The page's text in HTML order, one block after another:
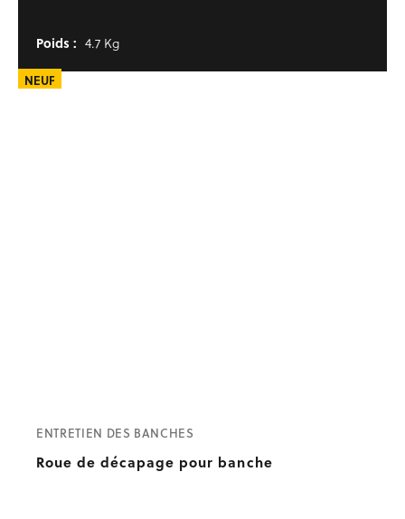
Poids : 4.7 Kg
NEUF
ENTRETIEN DES BANCHES
Roue de décapage pour banche